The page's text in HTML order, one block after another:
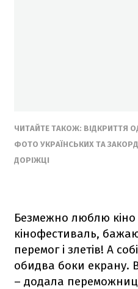
ЧИТАЙТЕ ТАКОЖ: ВІДКРИТТЯ
ФОТО УКРАЇНСЬКИХ ТА
ДОРІЖЦІ
Безмежно люблю кіно
кінофестиваль,
перемог і злетів! А
обидва боки екрану.
– додала